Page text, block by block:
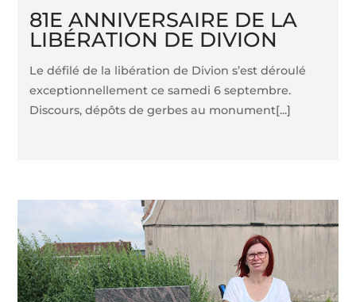
81E ANNIVERSAIRE DE LA
LIBÉRATION DE DIVION
Le défilé de la libération de Divion s’est déroulé
exceptionnellement ce samedi 6 septembre.
Discours, dépôts de gerbes au monument[...]